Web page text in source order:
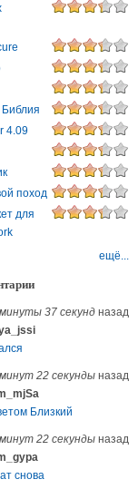
4.09
поход
для
ещё...
37 секундназад
22 секундыназад
Близкий
22 секундыназад
снова